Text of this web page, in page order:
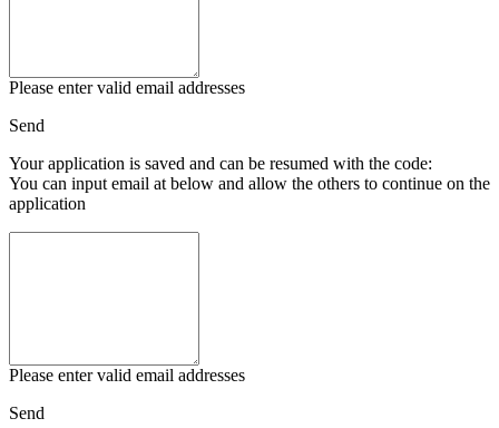
Please enter valid email addresses
Send
Your application is saved and can be resumed with the code:
You can input email at below and allow the others to continue on the
application
Please enter valid email addresses
Send